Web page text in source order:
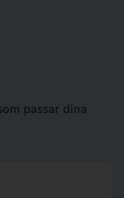
passar dina